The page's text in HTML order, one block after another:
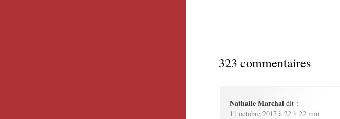
323 commentaires
Nathalie Marchal dit :
11 octobre 2017 à 22 h 22 min